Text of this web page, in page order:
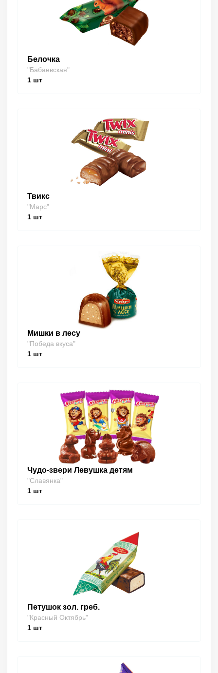
Белочка
"Бабаевская"
1 шт
Твикс
"Марс"
1 шт
Мишки в лесу
"Победа вкуса"
1 шт
Чудо-звери Левушка детям
"Славянка"
1 шт
Петушок зол. греб.
"Красный Октябрь"
1 шт